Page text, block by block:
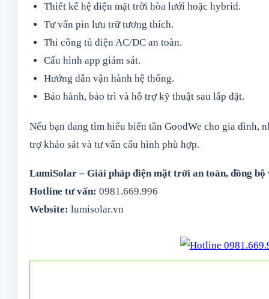
Thiết kế hệ điện mặt trời hòa lưới hoặc hybrid.
Tư vấn pin lưu trữ tương thích.
Thi công tủ điện AC/DC an toàn.
Cấu hình app giám sát.
Hướng dẫn vận hành hệ thống.
Bảo hành, bảo trì và hỗ trợ kỹ thuật sau lắp đặt.
Nếu bạn đang tìm hiểu biến tần GoodWe cho gia đình,
trợ khảo sát và tư vấn cấu hình phù hợp.
LumiSolar – Giải pháp điện mặt trời an toàn, đồng bộ
Hotline tư vấn: 0981.669.996
Website: lumisolar.vn